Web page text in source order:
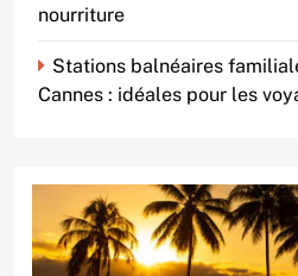
nourriture
Stations balnéaires
Cannes : idéales pour les